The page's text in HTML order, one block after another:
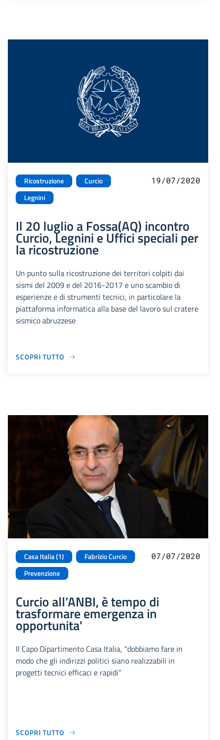
Ricostruzione
Curcio
Legnini
19/07/2020
Il 20 luglio a Fossa(AQ) incontro
Curcio, Legnini e Uffici speciali per
la ricostruzione
Un punto sulla ricostruzione dei territori colpiti dai
sismi del 2009 e del 2016-2017 e uno scambio di
esperienze e di strumenti tecnici, in particolare la
piattaforma informatica alla base del lavoro sul cratere
sismico abruzzese
SCOPRI TUTTO
Casa Italia (1)
Fabrizio Curcio
Prevenzione
07/07/2020
Curcio all’ANBI, è tempo di
trasformare emergenza in
opportunita'
Il Capo Dipartimento Casa Italia, “dobbiamo fare in
modo che gli indirizzi politici siano realizzabili in
progetti tecnici efficaci e rapidi”
SCOPRI TUTTO